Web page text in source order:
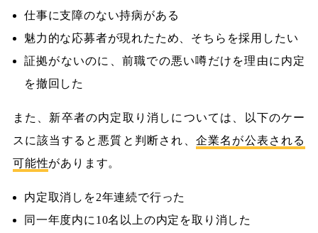
仕事に支障のない持病がある
魅力的な応募者が現れたため、そちらを採用したい
証拠がないのに、前職での悪い噂だけを理由に内定
を撤回した
また、新卒者の内定取り消しについては、以下のケー
スに該当すると悪質と判断され、 企業名が公表される
可能性があります。
内定取消しを2年連続で行った
同一年度内に10名以上の内定を取り消した